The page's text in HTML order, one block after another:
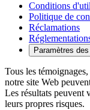
Conditions
Politique de
Réclamations
Paramètres
Tous les
notre site Web
Les résultats peuvent
leurs propres risques.